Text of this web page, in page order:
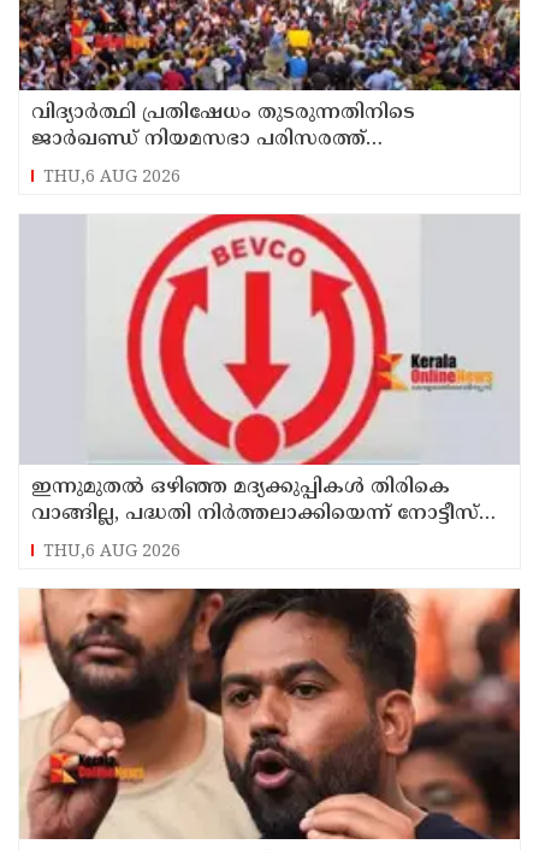
വിദ്യാര്‍ത്ഥി പ്രതിഷേധം തുടരുന്നതിനിടെ
ജാര്‍ഖണ്ഡ് നിയമസഭാ പരിസരത്ത്
നിരോധനാജ്ഞ
THU,6 AUG 2026
ഇന്നുമുതല്‍ ഒഴിഞ്ഞ മദ്യക്കുപ്പികള്‍ തിരികെ
വാങ്ങില്ല, പദ്ധതി നിര്‍ത്തലാക്കിയെന്ന് നോട്ടീസ്
പ്രദര്‍ശിപ്പിക്കും
THU,6 AUG 2026